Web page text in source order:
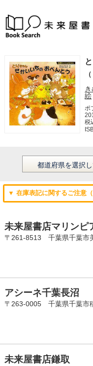
絵
ポ
税
▼ 在庫表記に関するご注意（
未来屋書店マリンピ
〒261-8513 千葉県千葉市
アシーネ千葉長沼
〒263-0005 千葉県千葉市
未来屋書店鎌取